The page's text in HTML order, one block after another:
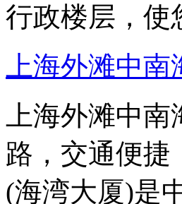
行政楼层，使
上海外滩中
上海外滩中
路，交通便捷
(海湾大厦)是